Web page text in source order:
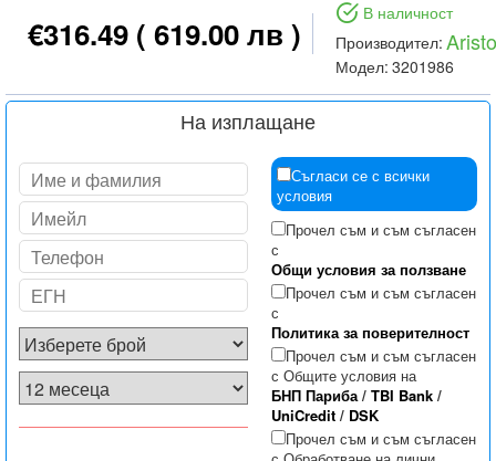
€316.49 ( 619.00 лв )
В наличност
Производител:
Модел: 3201986
На изплащане
Съгласи се с всички
условия
Прочел съм и съм съгласен
с
Общи условия за ползване
Прочел съм и съм съгласен
с
Политика за поверителност
Прочел съм и съм съгласен
с Общите условия на
БНП Париба/ TBI Bank/
UniCredit/ DSK
Прочел съм и съм съгласен